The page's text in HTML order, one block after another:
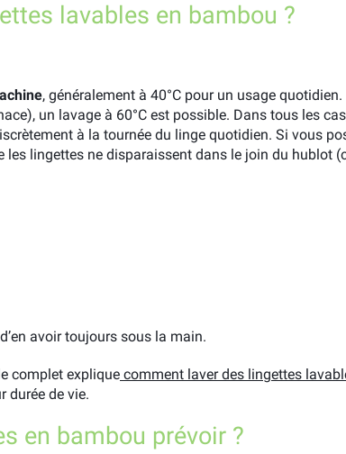
lavables en bambou ?
, généralement à 40°C pour un usage
un lavage à 60°C est possible. Dans tous les
à la tournée du linge quotidien. Si vous
les lingettes ne disparaissent dans le join du hublot
avoir toujours sous la main.
complet explique comment laver des lingettes
durée de vie.
en bambou prévoir ?